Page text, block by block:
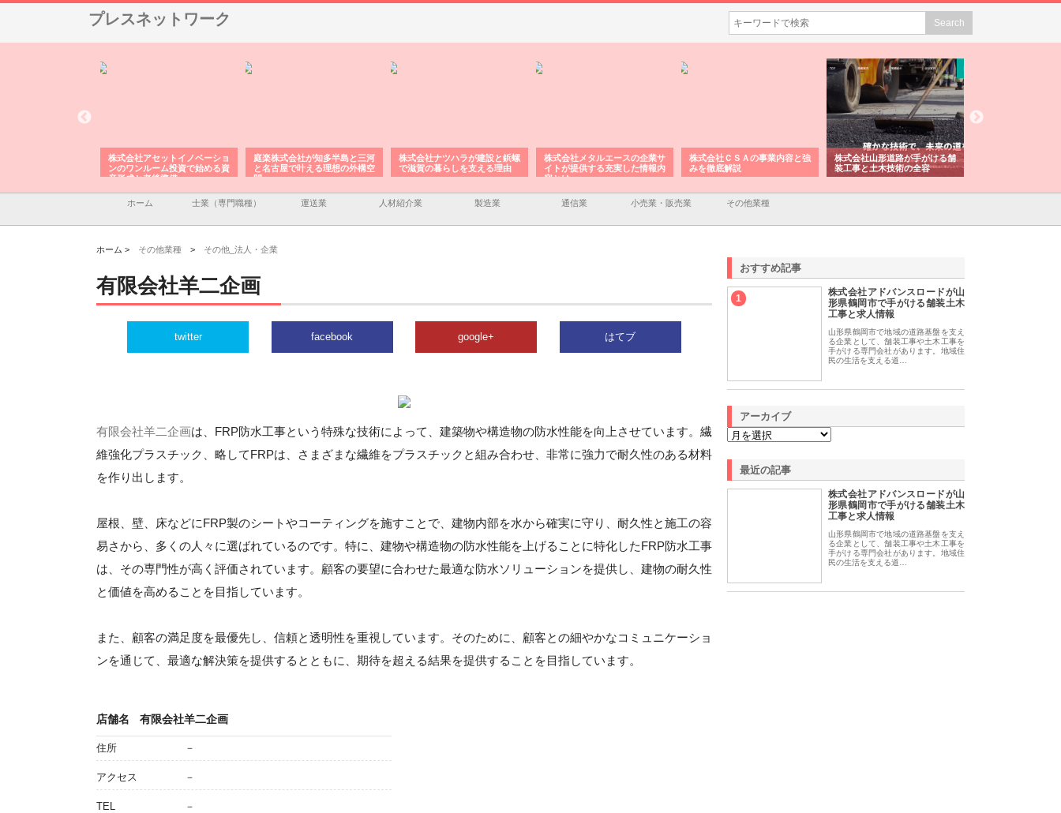
プレスネットワーク
株式会社アセットイノベーショ
ンのワンルーム投資で始める資
産形成と老後準備
庭楽株式会社が知多半島と三河
と名古屋で叶える理想の外構空
間
株式会社ナツハラが建設と鋲螺
で滋賀の暮らしを支える理由
株式会社メタルエースの企業サ
イトが提供する充実した情報内
容とは
株式会社ＣＳＡの事業内容と強
みを徹底解説
株式会社山形道路が手がける舗
装工事と土木技術の全容
ホーム 士業（専門職種） 運送業 人材紹介業 製造業 通信業 小売業・販売業 その他業種
ホーム > その他業種 > その他_法人・企業
有限会社羊二企画
twitter facebook google+ はてブ
有限会社羊二企画は、FRP防水工事という特殊な技術によって、建築物や構造物の防水性能を向上させています。繊
維強化プラスチック、略してFRPは、さまざまな繊維をプラスチックと組み合わせ、非常に強力で耐久性のある材料
を作り出します。
屋根、壁、床などにFRP製のシートやコーティングを施すことで、建物内部を水から確実に守り、耐久性と施工の容
易さから、多くの人々に選ばれているのです。特に、建物や構造物の防水性能を上げることに特化したFRP防水工事
は、その専門性が高く評価されています。顧客の要望に合わせた最適な防水ソリューションを提供し、建物の耐久性
と価値を高めることを目指しています。
また、顧客の満足度を最優先し、信頼と透明性を重視しています。そのために、顧客との細やかなコミュニケーショ
ンを通じて、最適な解決策を提供するとともに、期待を超える結果を提供することを目指しています。
店舗名 有限会社羊二企画
住所 －
アクセス －
TEL －
おすすめ記事
1
株式会社アドバンスロードが山
形県鶴岡市で手がける舗装土木
工事と求人情報
山形県鶴岡市で地域の道路基盤を支え
る企業として、舗装工事や土木工事を
手がける専門会社があります。地域住
民の生活を支える道…
アーカイブ
最近の記事
株式会社アドバンスロードが山
形県鶴岡市で手がける舗装土木
工事と求人情報
山形県鶴岡市で地域の道路基盤を支え
る企業として、舗装工事や土木工事を
手がける専門会社があります。地域住
民の生活を支える道…